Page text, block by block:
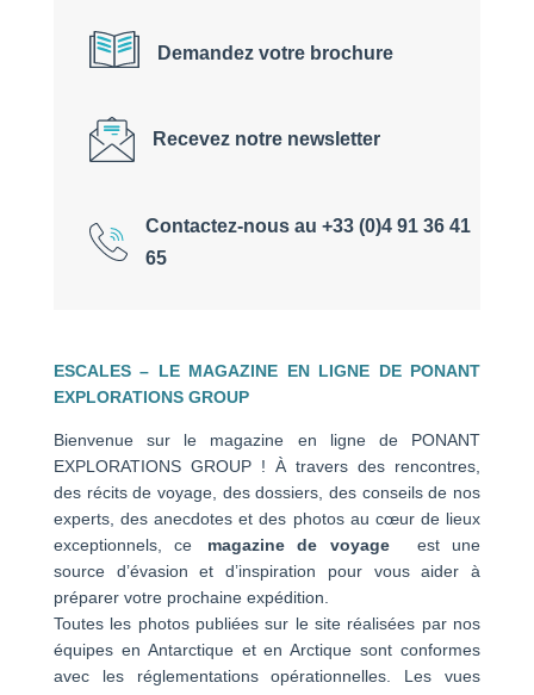
Demandez votre brochure
Recevez notre newsletter
Contactez-nous au +33 (0)4 91 36 41
65
ESCALES – LE MAGAZINE EN LIGNE DE PONANT
EXPLORATIONS GROUP
Bienvenue sur le magazine en ligne de PONANT
EXPLORATIONS GROUP ! À travers des rencontres,
des récits de voyage, des dossiers, des conseils de nos
experts, des anecdotes et des photos au cœur de lieux
exceptionnels, ce magazine de voyage
est une
source d’évasion et d’inspiration pour vous aider à
préparer votre prochaine expédition.
Toutes les photos publiées sur le site réalisées par nos
équipes en Antarctique et en Arctique sont conformes
avec les réglementations opérationnelles. Les vues